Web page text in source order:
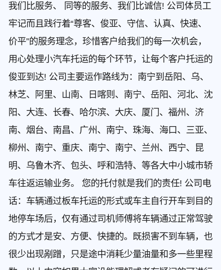
我们比服务、 同等的服务、我们比诚信! 公司体员工
牢记而且践行着“尊客、俊亚、守信、认真、快速、
价平”的服务理念，珍惜客户给我们的每一次机会，
用心处理小汽车托运的每个环节，让每个客户托运的
俊亚到达! 公司主要运作路线为：南宁到岳阳、乌、
林芝、阿里、山南、日喀则、南宁、岳阳、河北、沈
阳、大连、长春、哈尔滨、大庆、厦门、福州、济
南、烟台、南昌、广州、南宁、珠海、海口、三亚、
柳州、南宁、重庆、南宁、南宁、兰州、西宁、昆
明、乌鲁木齐、包头、呼和浩特、等各大中小城市轿
车往返运输业务。 您的托付就是我们的责任! 公司电
话：车辆通过板车托运的形式或车主自行开车到目的
地停车场后，仅有通过司机师傅将车辆通过正常驾驶
的方式才是安、方便、快捷的。既损害不到车辆，也
很少出现剐蹭，只是途中消耗少量油量和多一些里程